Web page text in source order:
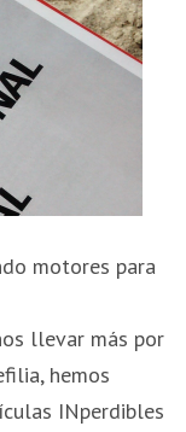
motores para
llevar más por
hemos
INperdibles